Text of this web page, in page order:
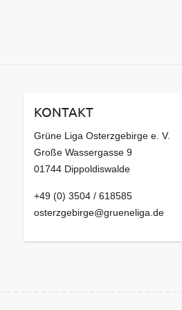
KONTAKT
Grüne Liga Osterzgebirge e. V.
Große Wassergasse 9
01744 Dippoldiswalde
+49 (0) 3504 / 618585
osterzgebirge@grueneliga.de